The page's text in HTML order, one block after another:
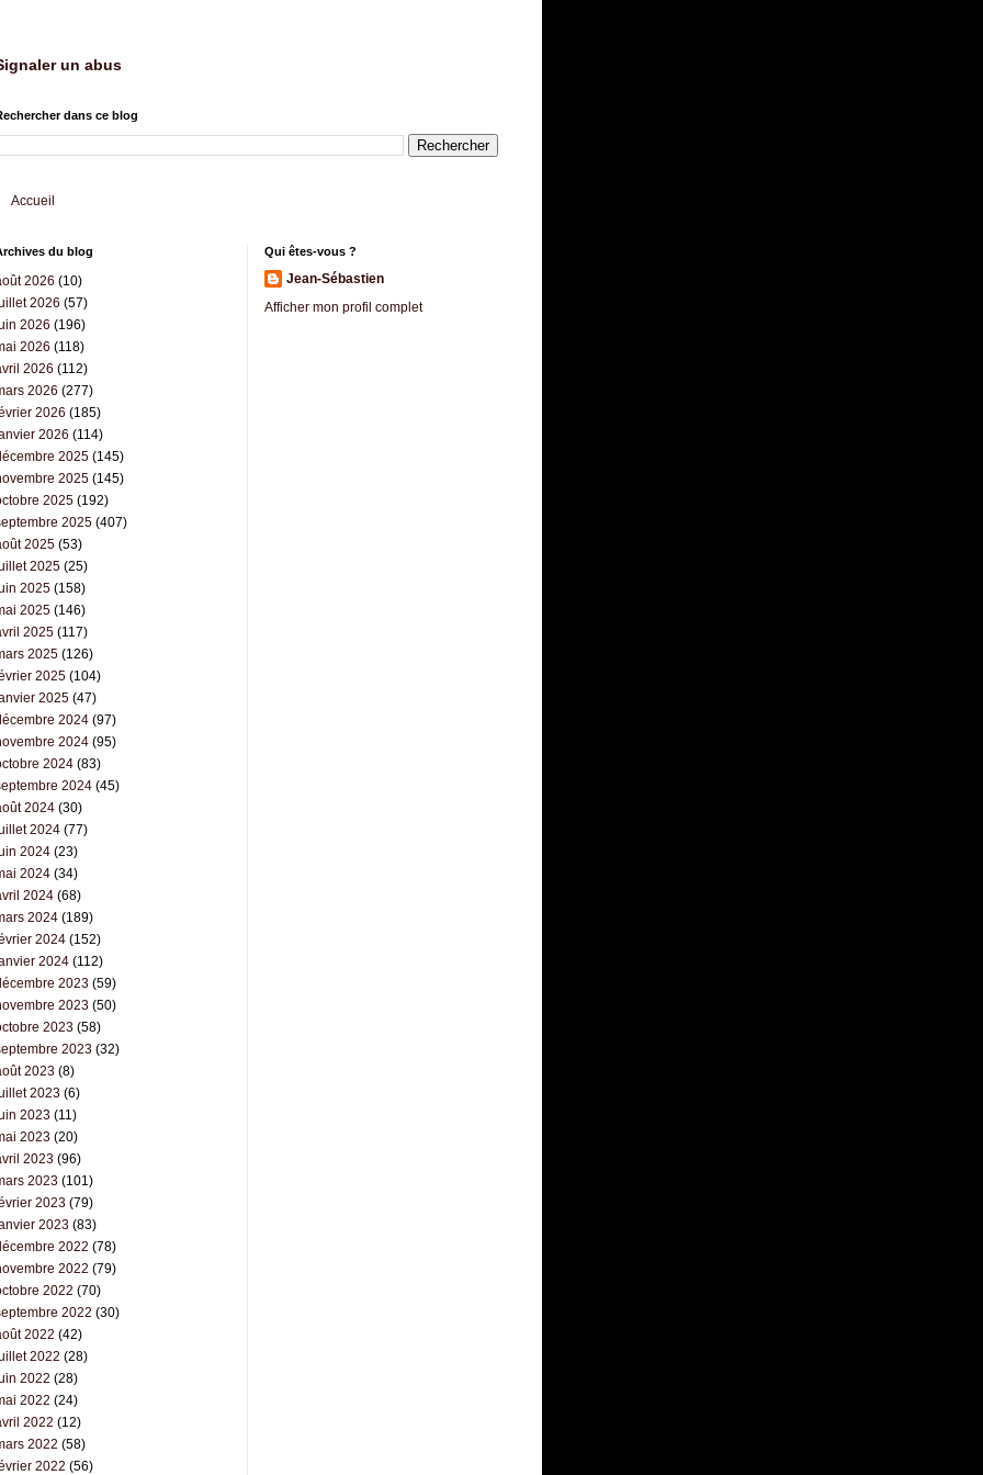
un abus
dans ce blog
Accueil
du blog
2026 (10)
2026 (57)
2026 (196)
2026 (118)
2026 (112)
2026 (277)
2026 (185)
2026 (114)
2025(145)
2025(145)
2025(192)
2025(407)
2025(53)
2025(25)
2025(158)
2025(146)
2025(117)
2025(126)
2025(104)
2025(47)
2024(97)
2024(95)
2024(83)
2024(45)
2024(30)
2024(77)
2024(23)
2024(34)
2024(68)
2024(189)
2024(152)
2024(112)
2023(59)
2023(50)
2023(58)
2023(32)
2023(8)
2023(6)
2023(11)
2023(20)
2023(96)
2023(101)
2023(79)
2023(83)
2022 (78)
2022 (79)
2022 (70)
2022 (30)
2022 (42)
2022 (28)
2022 (28)
2022 (24)
2022 (12)
2022 (58)
2022 (56)
Qui êtes-vous ?
Jean-Sébastien
Afficher mon profil complet